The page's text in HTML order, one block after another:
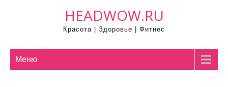
HEADWOW.RU
Красота | Здоровье | Фитнес
Меню